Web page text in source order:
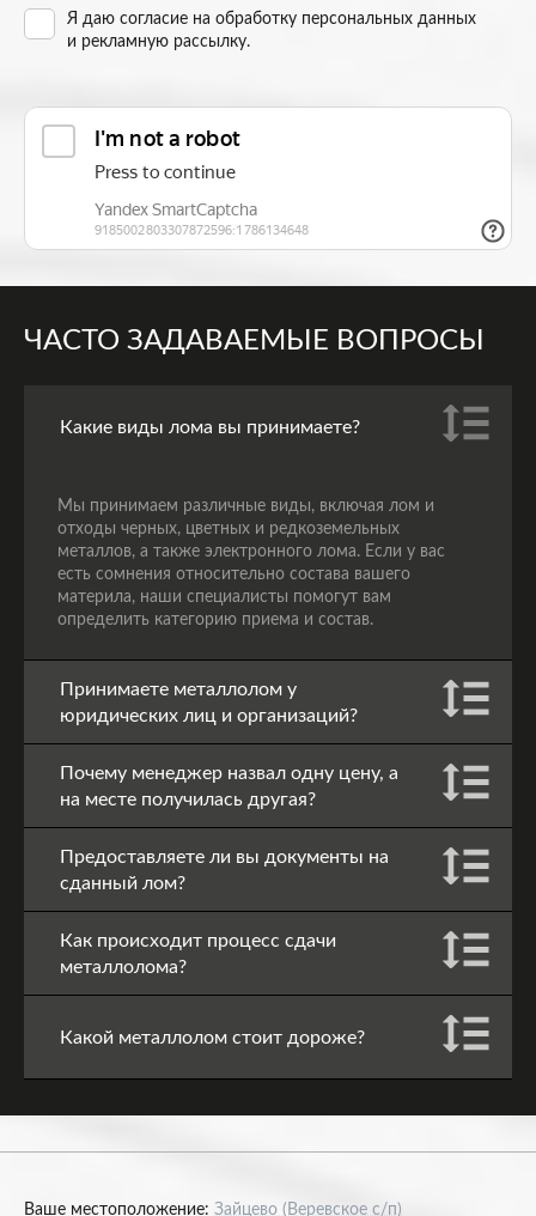
Я даю согласие на обработку персональных данных
и рекламную рассылку.
ЧАСТО ЗАДАВАЕМЫЕ ВОПРОСЫ
Какие виды лома вы принимаете?
Мы принимаем различные виды, включая лом и
отходы черных, цветных и редкоземельных
металлов, а также электронного лома. Если у вас
есть сомнения относительно состава вашего
материла, наши специалисты помогут вам
определить категорию приема и состав.
Принимаете металлолом у
юридических лиц и организаций?
Почему менеджер назвал одну цену, а
на месте получилась другая?
Предоставляете ли вы документы на
сданный лом?
Как происходит процесс сдачи
металлолома?
Какой металлолом стоит дороже?
Ваше местоположение: Зайцево (Веревское с/п)